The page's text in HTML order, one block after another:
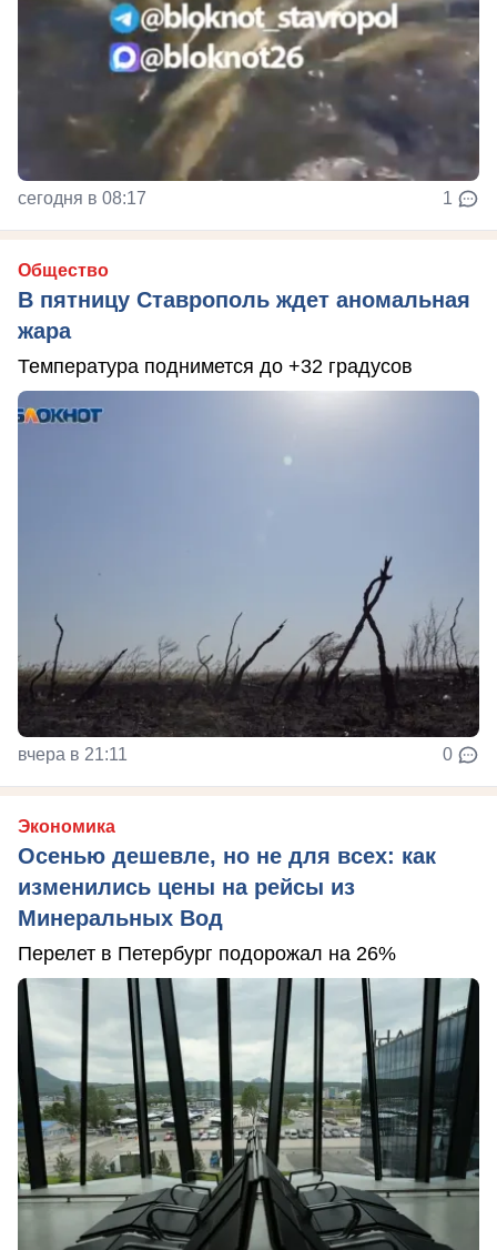
сегодня в 08:17 1
Общество
В пятницу Ставрополь ждет аномальная
жара
Температура поднимется до +32 градусов
вчера в 21:11 0
Экономика
Осенью дешевле, но не для всех: как
изменились цены на рейсы из
Минеральных Вод
Перелет в Петербург подорожал на 26%